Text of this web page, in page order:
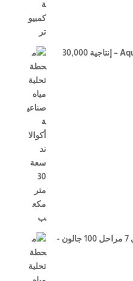
محطة تحلية مياه صناعية Aqualand – إنتاجية 30,000
محطة تحلية مياه أكوالاند فيتنامي 7 مراحل 100 جالون -